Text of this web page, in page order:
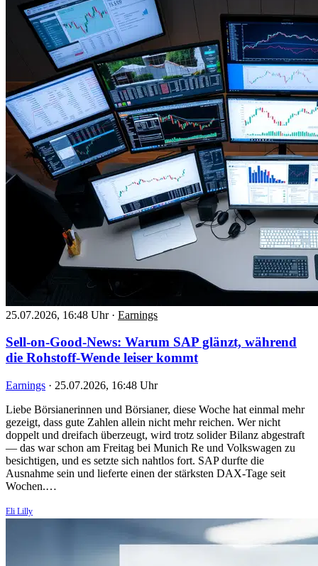
25.07.2026, 16:48 Uhr · Earnings
Sell-on-Good-News: Warum SAP glänzt, während
die Rohstoff-Wende leiser kommt
Earnings · 25.07.2026, 16:48 Uhr
Liebe Börsianerinnen und Börsianer, diese Woche hat einmal mehr
gezeigt, dass gute Zahlen allein nicht mehr reichen. Wer nicht
doppelt und dreifach überzeugt, wird trotz solider Bilanz abgestraft
— das war schon am Freitag bei Munich Re und Volkswagen zu
besichtigen, und es setzte sich nahtlos fort. SAP durfte die
Ausnahme sein und lieferte einen der stärksten DAX-Tage seit
Wochen.…
Eli Lilly